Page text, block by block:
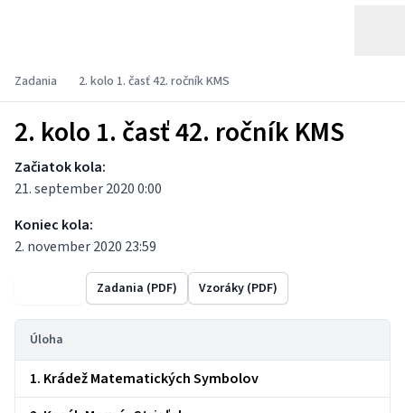
Zadania 2. kolo 1. časť 42. ročník KMS
2. kolo 1. časť 42. ročník KMS
Začiatok kola:
21. september 2020 0:00
Koniec kola:
2. november 2020 23:59
Zadania (PDF) Vzoráky (PDF)
Úloha
1. Krádež Matematických Symbolov